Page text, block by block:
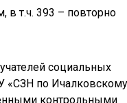
в т.ч. 393 – повторно
социальных
«СЗН по Ичалковскому
контрольными